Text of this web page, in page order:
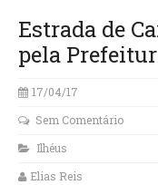
Estrada de
pela
17/04/17
Sem Comentário
Ilhéus
Elias Reis